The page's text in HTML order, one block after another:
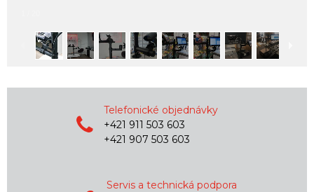
Telefonické objednávky
+421 911 503 603
+421 907 503 603
Servis a technická podpora